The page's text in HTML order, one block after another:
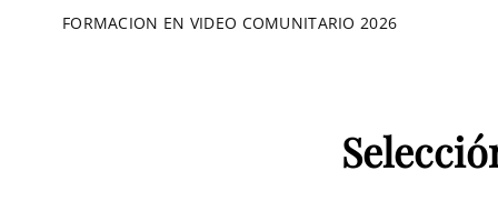
FORMACION EN VIDEO COMUNITARIO 2026